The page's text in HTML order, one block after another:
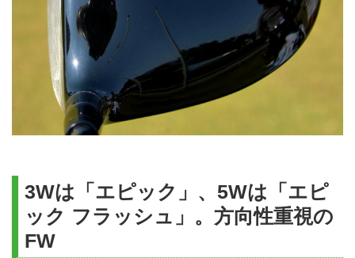
3Wは「エピック」、5Wは「エピ
ック フラッシュ」。方向性重視の
FW